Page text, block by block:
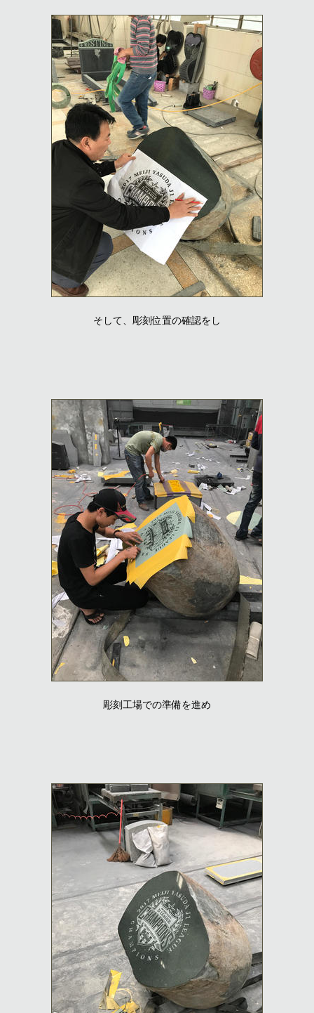
そして、彫刻位置の確認をし
彫刻工場での準備を進め